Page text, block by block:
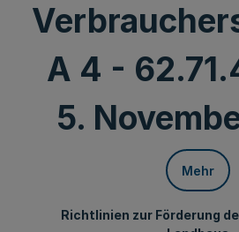
A 4 -
5.
Mehr
Richtlinien zur Förderung